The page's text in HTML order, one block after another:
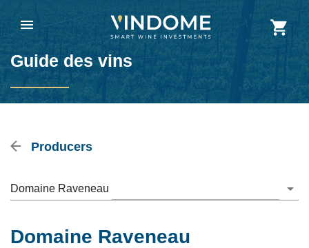
Guide des vins
Producers
Domaine Raveneau
Domaine Raveneau